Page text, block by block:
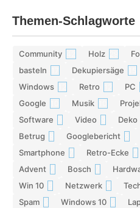
Themen-Schlagworte
Community Holz
basteln Dekupiersäge
Windows Retro PC
Google Musik
Software Video Deko
Betrug Googlebericht
Smartphone Retro-Ecke
Advent Bosch
Win 10 Netzwerk
Spam Windows 10